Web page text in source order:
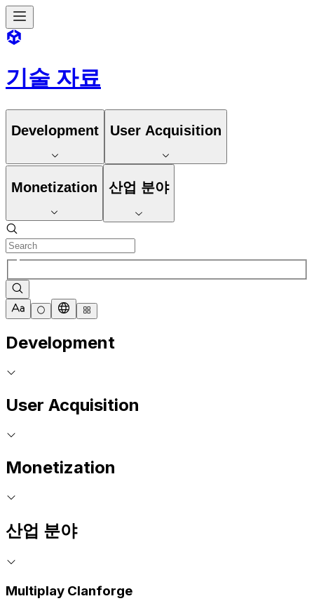
기술 자료
Development User Acquisition
Monetization 산업 분야
Development
User Acquisition
Monetization
산업 분야
Multiplay Clanforge